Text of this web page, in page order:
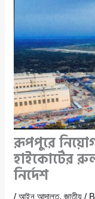
রূপপুরে
হাইকোর্টের
নির্দেশ
/আইন আদালত,জাতীয় /